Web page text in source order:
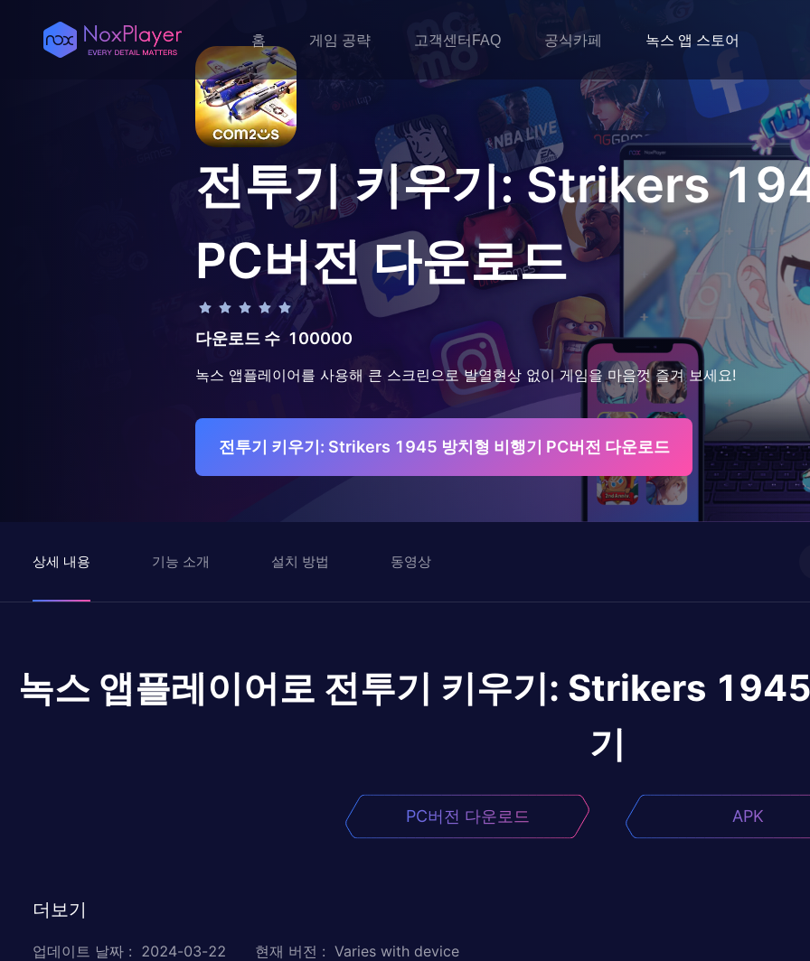
홈 게임 공략 고객센터FAQ 공식카페 녹스 앱 스토어
전투기 키우기: Strikers
PC버전 다운로드
다운로드 수 100000
녹스 앱플레이어를 사용해 큰 스크린으로 발열현상 없이 게임을 마음껏 즐겨 보세요!
전투기 키우기: Strikers 1945 방치형 비행기 PC버전 다운로드
상세 내용 기능 소개 설치 방법 동영상
녹스 앱플레이어로 전투기 키우기: Strikers
기
PC버전 다운로드 APK
더보기
업데이트 날짜 : 2024-03-22 현재 버전 : Varies with device